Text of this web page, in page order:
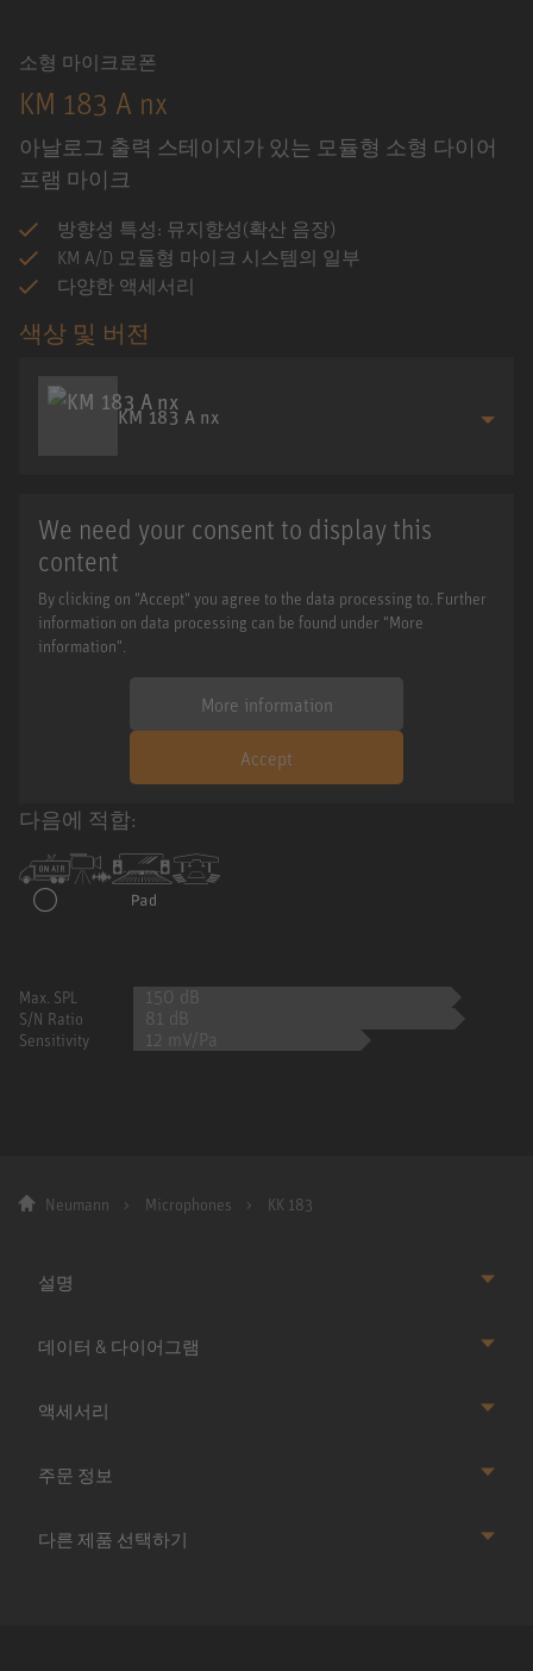
소형 마이크로폰
KM 183 A nx
아날로그 출력 스테이지가 있는 모듈형 소형 다이어
프램 마이크
방향성 특성: 뮤지향성(확산 음장)
KM A/D 모듈형 마이크 시스템의 일부
다양한 액세서리
색상 및 버전
KM 183 A nx
We need your consent to display this
content
By clicking on "Accept" you agree to the data processing to. Further
information on data processing can be found under "More
information".
More information
Accept
다음에 적합:
Max. SPL 150 dB
S/N Ratio 81 dB
Sensitivity 12 mV/Pa
Neumann Microphones KK 183
설명
데이터 & 다이어그램
액세서리
주문 정보
다른 제품 선택하기